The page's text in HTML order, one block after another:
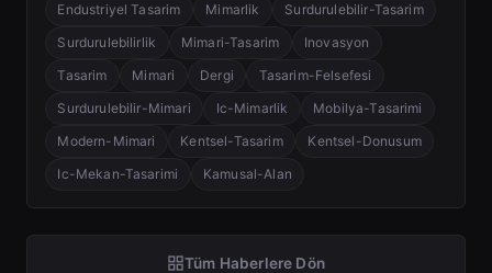
Endustriyel Tasarim Mimarlik
Surdurulebilir-Tasarim
Surdurulebilirlik
Mimari-Tasarim
Inovasyon
Tasarim
Mimari Dergi
Tasarim-Felsefesi
Surdurulebilir-Mimari
Ic-Mimarlik
Mobilya-Tasarimi
Modern-Mimari
Kentsel-Tasarim
Kentsel-Donusum
Ic-Mekan-Tasarimi
Kamusal-Alan
Tüm Haberlere Dön